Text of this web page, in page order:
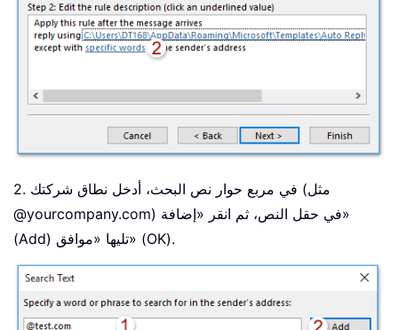
2. في مربع حوار نص البحث، أدخل نطاق شركتك (مثل
@yourcompany.com) في حقل النص، ثم انقر «إضافة»
(Add) تليها «موافق» (OK).